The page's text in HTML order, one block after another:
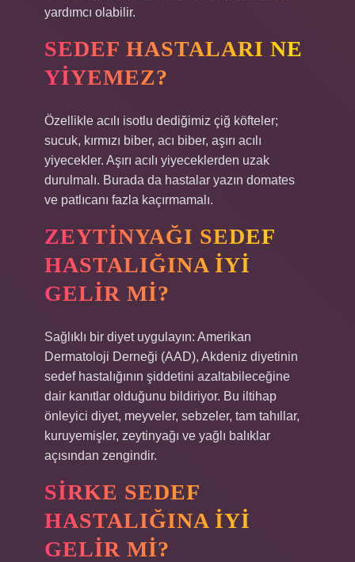
yardımcı olabilir.
SEDEF HASTALARI NE
YIYEMEZ?
Özellikle acılı isotlu dediğimiz çiğ köfteler;
sucuk, kırmızı biber, acı biber, aşırı acılı
yiyecekler. Aşırı acılı yiyeceklerden uzak
durulmalı. Burada da hastalar yazın domates
ve patlıcanı fazla kaçırmamalı.
ZEYTINYAĞI SEDEF
HASTALIĞINA IYI
GELIR MI?
Sağlıklı bir diyet uygulayın: Amerikan
Dermatoloji Derneği (AAD), Akdeniz diyetinin
sedef hastalığının şiddetini azaltabileceğine
dair kanıtlar olduğunu bildiriyor. Bu iltihap
önleyici diyet, meyveler, sebzeler, tam tahıllar,
kuruyemişler, zeytinyağı ve yağlı balıklar
açısından zengindir.
SIRKE SEDEF
HASTALIĞINA IYI
GELIR MI?